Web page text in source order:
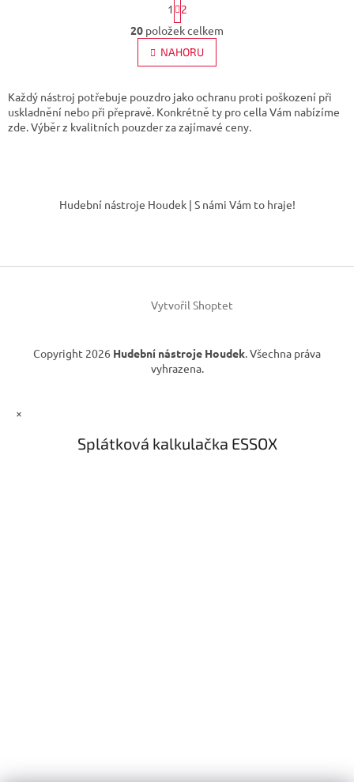
O
v
l
á
a
c
í
y
i
t
r
á
n
k
v
á
í
1
2
20 položek celkem
NAHORU
Každý nástroj potřebuje pouzdro jako ochranu proti poškození při
uskladnění nebo při přepravě. Konkrétně ty pro cella Vám nabízíme
zde. Výběr z kvalitních pouzder za zajímavé ceny.
í
Hudební nástroje Houdek | S námi Vám to hraje!
Vytvořil Shoptet
Copyright 2026 Hudební nástroje Houdek. Všechna práva
vyhrazena.
×
Splátková kalkulačka ESSOX